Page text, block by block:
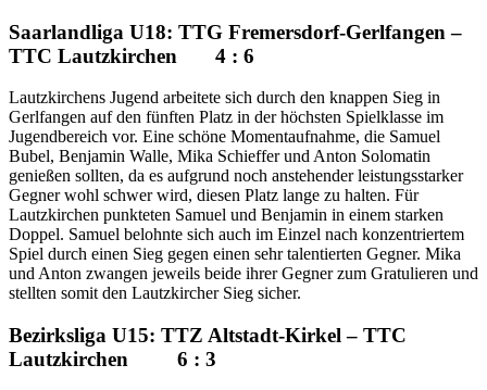
Saarlandliga U18: TTG Fremersdorf-Gerlfangen –
TTC Lautzkirchen 4 : 6
Lautzkirchens Jugend arbeitete sich durch den knappen Sieg in
Gerlfangen auf den fünften Platz in der höchsten Spielklasse im
Jugendbereich vor. Eine schöne Momentaufnahme, die Samuel
Bubel, Benjamin Walle, Mika Schieffer und Anton Solomatin
genießen sollten, da es aufgrund noch anstehender leistungsstarker
Gegner wohl schwer wird, diesen Platz lange zu halten. Für
Lautzkirchen punkteten Samuel und Benjamin in einem starken
Doppel. Samuel belohnte sich auch im Einzel nach konzentriertem
Spiel durch einen Sieg gegen einen sehr talentierten Gegner. Mika
und Anton zwangen jeweils beide ihrer Gegner zum Gratulieren und
stellten somit den Lautzkircher Sieg sicher.
Bezirksliga U15: TTZ Altstadt-Kirkel – TTC
Lautzkirchen 6 : 3